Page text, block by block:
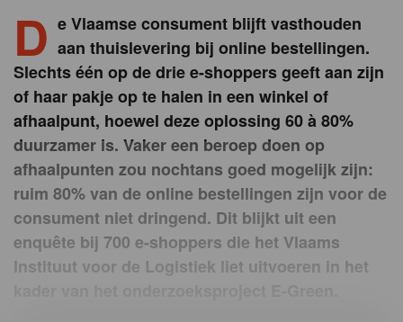
D e Vlaamse consument blijft vasthouden
aan thuislevering bij online bestellingen.
Slechts één op de drie e-shoppers geeft aan zijn
of haar pakje op te halen in een winkel of
afhaalpunt, hoewel deze oplossing 60 à 80%
duurzamer is. Vaker een beroep doen op
afhaalpunten zou nochtans goed mogelijk zijn:
ruim 80% van de online bestellingen zijn voor de
consument niet dringend. Dit blijkt uit een
enquête bij 700 e-shoppers die het Vlaams
Instituut voor de Logistiek liet uitvoeren in het